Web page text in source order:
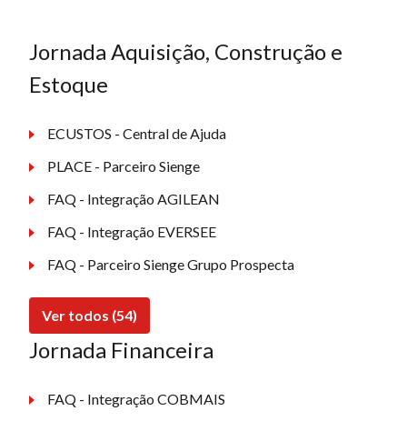
Jornada Aquisição, Construção e
Estoque
ECUSTOS - Central de Ajuda
PLACE - Parceiro Sienge
FAQ - Integração AGILEAN
FAQ - Integração EVERSEE
FAQ - Parceiro Sienge Grupo Prospecta
Ver todos (54)
Jornada Financeira
FAQ - Integração COBMAIS